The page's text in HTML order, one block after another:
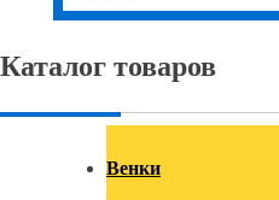
Каталог товаров
Венки